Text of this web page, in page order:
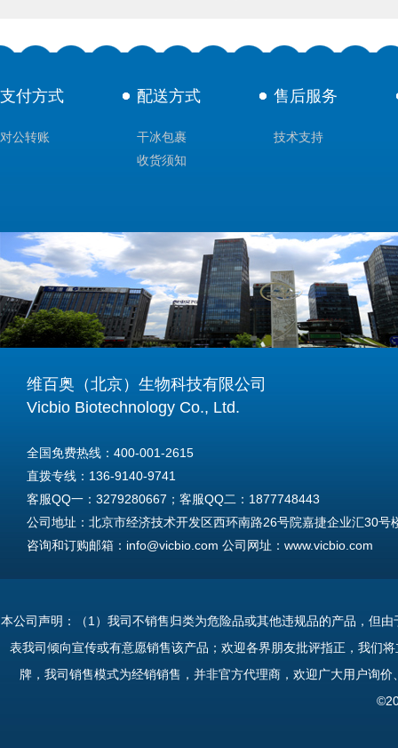
支付方式
对公转账
配送方式
干冰包裹
收货须知
售后服务
技术支持
维百奥（北京）生物科技有限公司
Vicbio Biotechnology Co., Ltd.
全国免费热线：400-001-2615
直拨专线：136-9140-9741
客服QQ一：3279280667；客服QQ二：1877748443
公司地址：北京市经济技术开发区西环南路26号院嘉捷企业汇30号
咨询和订购邮箱：info@vicbio.com 公司网址：www.vicbio.com
Tel: +86-13691409741
Address: Room 603, Floor 6, Building 30A, No.26, Xihuannan
本公司声明：（1）我司不销售归类为危险品或其他违规品的产品，但
表我司倾向宣传或有意愿销售该产品；欢迎各界朋友批评指正，我们
牌，我司销售模式为经销销售，并非官方代理商，欢迎广大用户询